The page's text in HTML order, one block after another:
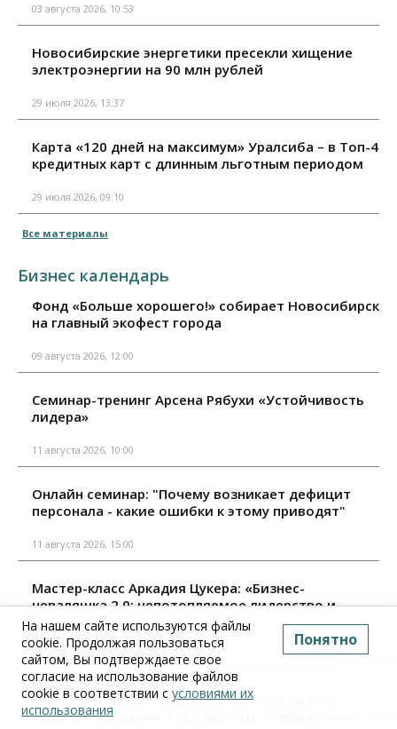
03 августа 2026, 10:53
Новосибирские энергетики пресекли хищение
электроэнергии на 90 млн рублей
29 июля 2026, 13:37
Карта «120 дней на максимум» Уралсиба – в Топ-4
кредитных карт с длинным льготным периодом
29 июля 2026, 09:10
Все материалы
Бизнес календарь
Фонд «Больше хорошего!» собирает Новосибирск
на главный экофест города
09 августа 2026, 12:00
Семинар-тренинг Арсена Рябухи «Устойчивость
лидера»
11 августа 2026, 10:00
Онлайн семинар: "Почему возникает дефицит
персонала - какие ошибки к этому приводят"
11 августа 2026, 15:00
Мастер-класс Аркадия Цукера: «Бизнес-
неваляшка 2.0: непотопляемое лидерство и
когнитивный капитал»
18 августа 2026, 10:00
Онлайн семинар: "ВЭД – 2026. Новые правила,
налоги и проверки. Как работать с импортом и
На нашем сайте используются файлы
cookie. Продолжая пользоваться
сайтом, Вы подтверждаете свое
согласие на использование файлов
cookie в соответствии с условиями их
использования
Понятно